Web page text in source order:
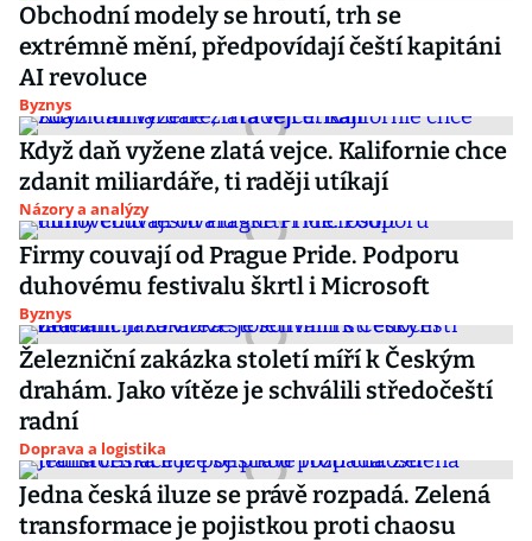
Obchodní modely se hroutí, trh se
extrémně mění, předpovídají čeští kapitáni
AI revoluce
Byznys
Když daň vyžene zlatá vejce. Kalifornie chce
zdanit miliardáře, ti raději utíkají
Názory a analýzy
Firmy couvají od Prague Pride. Podporu
duhovému festivalu škrtl i Microsoft
Byznys
Železniční zakázka století míří k Českým
drahám. Jako vítěze je schválili středočeští
radní
Doprava a logistika
Jedna česká iluze se právě rozpadá. Zelená
transformace je pojistkou proti chaosu